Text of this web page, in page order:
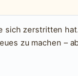
sich zerstritten
zu machen –